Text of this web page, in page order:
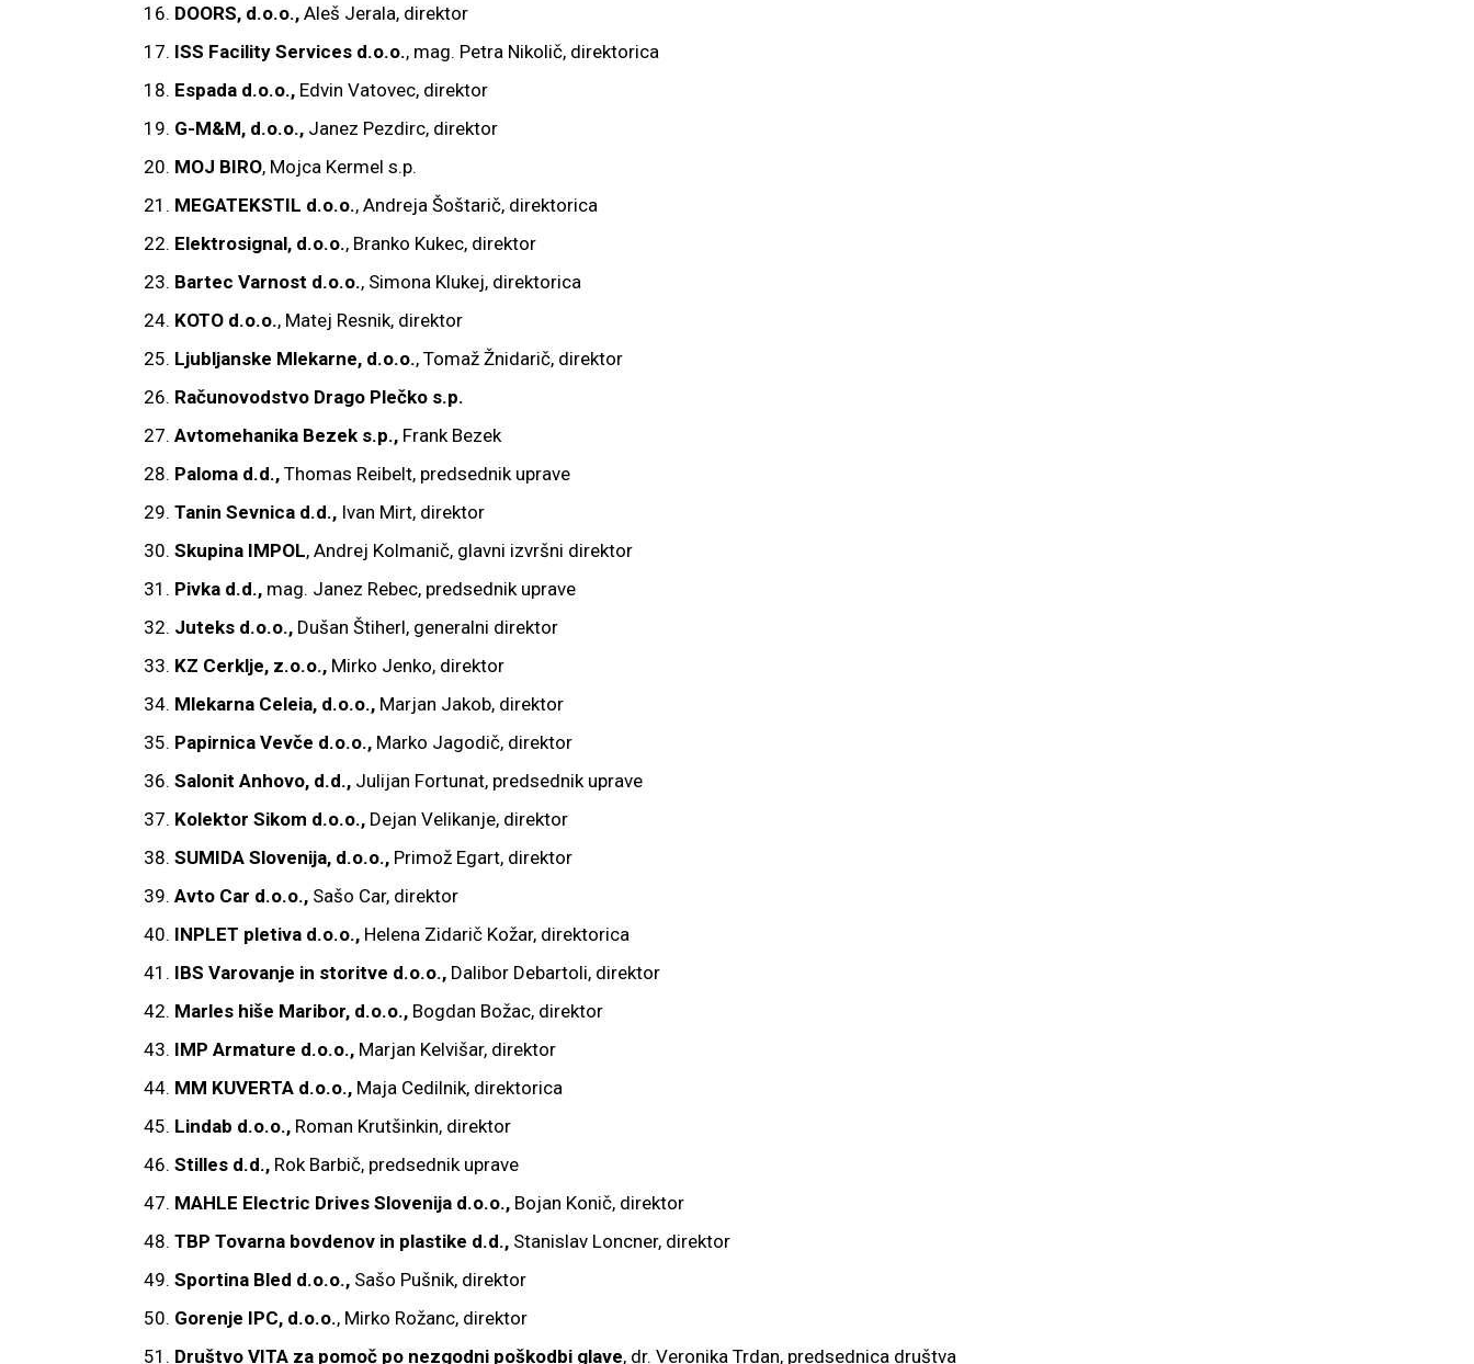
DOORS, d.o.o., Aleš Jerala, direktor
ISS Facility Services d.o.o., mag. Petra Nikolič, direktorica
Espada d.o.o., Edvin Vatovec, direktor
G-M&M, d.o.o., Janez Pezdirc, direktor
MOJ BIRO, Mojca Kermel s.p.
MEGATEKSTIL d.o.o., Andreja Šoštarič, direktorica
Elektrosignal, d.o.o., Branko Kukec, direktor
Bartec Varnost d.o.o., Simona Klukej, direktorica
KOTO d.o.o., Matej Resnik, direktor
Ljubljanske Mlekarne, d.o.o., Tomaž Žnidarič, direktor
Računovodstvo Drago Plečko s.p.
Avtomehanika Bezek s.p., Frank Bezek
Paloma d.d., Thomas Reibelt, predsednik uprave
Tanin Sevnica d.d., Ivan Mirt, direktor
Skupina IMPOL, Andrej Kolmanič, glavni izvršni direktor
Pivka d.d., mag. Janez Rebec, predsednik uprave
Juteks d.o.o., Dušan Štiherl, generalni direktor
KZ Cerklje, z.o.o., Mirko Jenko, direktor
Mlekarna Celeia, d.o.o., Marjan Jakob, direktor
Papirnica Vevče d.o.o., Marko Jagodič, direktor
Salonit Anhovo, d.d., Julijan Fortunat, predsednik uprave
Kolektor Sikom d.o.o., Dejan Velikanje, direktor
SUMIDA Slovenija, d.o.o., Primož Egart, direktor
Avto Car d.o.o., Sašo Car, direktor
INPLET pletiva d.o.o., Helena Zidarič Kožar, direktorica
IBS Varovanje in storitve d.o.o., Dalibor Debartoli, direktor
Marles hiše Maribor, d.o.o., Bogdan Božac, direktor
IMP Armature d.o.o., Marjan Kelvišar, direktor
MM KUVERTA d.o.o., Maja Cedilnik, direktorica
Lindab d.o.o., Roman Krutšinkin, direktor
Stilles d.d., Rok Barbič, predsednik uprave
MAHLE Electric Drives Slovenija d.o.o., Bojan Konič, direktor
TBP Tovarna bovdenov in plastike d.d., Stanislav Loncner, direktor
Sportina Bled d.o.o., Sašo Pušnik, direktor
Gorenje IPC, d.o.o., Mirko Rožanc, direktor
Društvo VITA za pomoč po nezgodni poškodbi glave, dr. Veronika Trdan, predsednica društva